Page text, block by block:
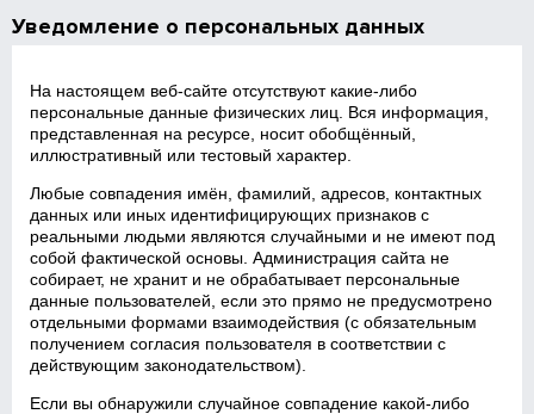
Уведомление о персональных данных
На настоящем веб‑сайте отсутствуют какие‑либо
персональные данные физических лиц. Вся информация,
представленная на ресурсе, носит обобщённый,
иллюстративный или тестовый характер.
Любые совпадения имён, фамилий, адресов, контактных
данных или иных идентифицирующих признаков с
реальными людьми являются случайными и не имеют под
собой фактической основы. Администрация сайта не
собирает, не хранит и не обрабатывает персональные
данные пользователей, если это прямо не предусмотрено
отдельными формами взаимодействия (с обязательным
получением согласия пользователя в соответствии с
действующим законодательством).
Если вы обнаружили случайное совпадение какой‑либо